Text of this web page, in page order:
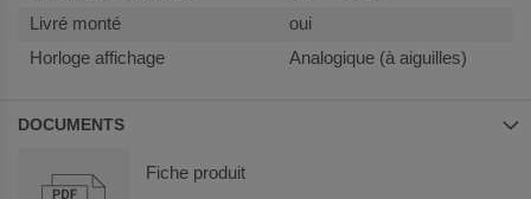
oui
Analogique (à aiguilles)
DOCUMENTS
Fiche produit